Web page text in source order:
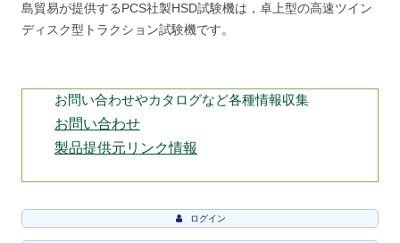
島貿易が提供するPCS社製HSD試験機は，卓上型の高速ツイン
ディスク型トラクション試験機です。
お問い合わせやカタログなど各種情報収集
お問い合わせ
製品提供元リンク情報
ログイン